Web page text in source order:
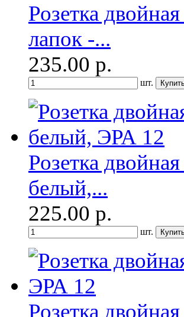
Розетка
лапок -...
235.00 р.
шт.
Розетка
белый,...
225.00 р.
шт.
Розетка